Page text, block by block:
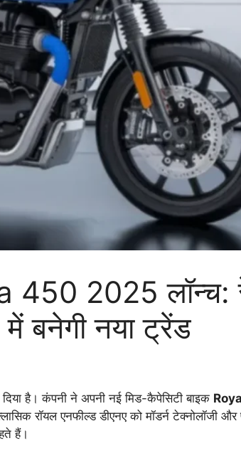
2025 लॉन्च:
बनेगी नया ट्रेंड
दिया है। कंपनी ने अपनी नई मिड-कैपेसिटी बाइक
रॉयल एनफील्ड डीएनए को मॉडर्न टेक्नोलॉजी
हैं।